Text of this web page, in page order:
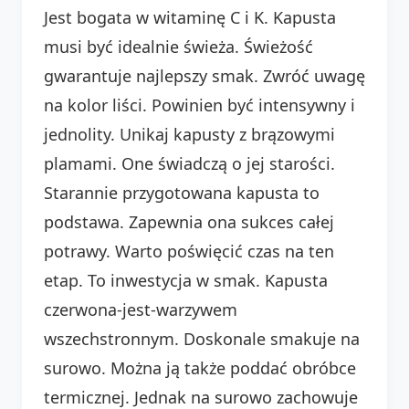
Jest bogata w witaminę C i K. Kapusta
musi być idealnie świeża. Świeżość
gwarantuje najlepszy smak. Zwróć uwagę
na kolor liści. Powinien być intensywny i
jednolity. Unikaj kapusty z brązowymi
plamami. One świadczą o jej starości.
Starannie przygotowana kapusta to
podstawa. Zapewnia ona sukces całej
potrawy. Warto poświęcić czas na ten
etap. To inwestycja w smak. Kapusta
czerwona-jest-warzywem
wszechstronnym. Doskonale smakuje na
surowo. Można ją także poddać obróbce
termicznej. Jednak na surowo zachowuje